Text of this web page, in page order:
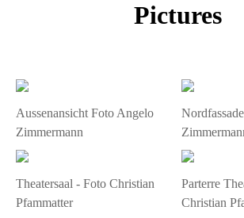
Pictures
Aussenansicht Foto Angelo
Zimmermann
Theatersaal - Foto Christian
Pfammatter
Parterre
Christian